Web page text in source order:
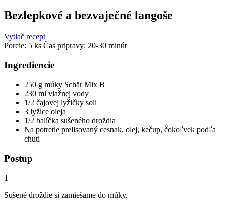
Bezlepkové a bezvaječné langoše
Vytlač recept
Porcie: 5 ks Čas pripravy: 20-30 minút
Ingrediencie
250 g múky Schär Mix B
230 ml vlažnej vody
1/2 čajovej lyžičky soli
3 lyžice oleja
1/2 balíčka sušeného droždia
Na potretie prelisovaný cesnak, olej, kečup, čokoľvek podľa
chuti
Postup
1
Sušené droždie si zamiešame do múky.